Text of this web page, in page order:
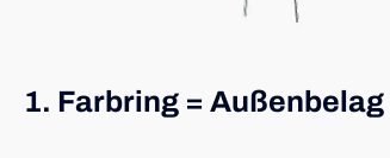
1. Farbring = Außenbelag